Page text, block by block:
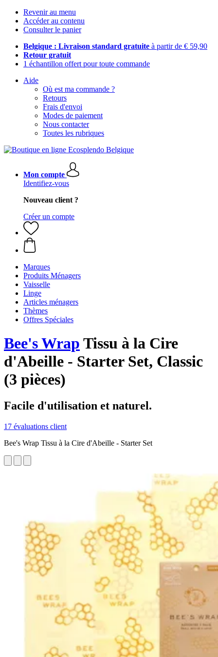
Revenir au menu
Accéder au contenu
Consulter le panier
Belgique : Livraison standard gratuite à partir de € 59,90
Retour gratuit
1 échantillon offert pour toute commande
Aide
Où est ma commande ?
Retours
Frais d'envoi
Modes de paiement
Nous contacter
Toutes les rubriques
Mon compte
Identifiez-vous
Nouveau client ?
Créer un compte
Marques
Produits Ménagers
Vaisselle
Linge
Articles ménagers
Thèmes
Offres Spéciales
Bee's Wrap Tissu à la Cire
d'Abeille - Starter Set, Classic
(3 pièces)
Facile d'utilisation et naturel.
17 évaluations client
Bee's Wrap Tissu à la Cire d'Abeille - Starter Set